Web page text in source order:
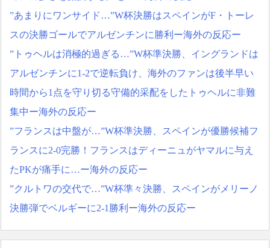
”あまりにワンサイド…”W杯決勝はスペインがF・トーレ
スの決勝ゴールでアルゼンチンに勝利ー海外の反応ー
”トゥヘルは消極的過ぎる…”W杯準決勝、イングランドは
アルゼンチンに1-2で逆転負け、海外のファンは後半早い
時間から1点を守り切る守備的采配をしたトゥヘルに非難
集中ー海外の反応ー
”フランスは中盤が…”W杯準決勝、スペインが優勝候補フ
ランスに2-0完勝！フランスはディーニュがヤマルに与え
たPKが痛手に…ー海外の反応ー
”クルトワの交代で…”W杯準々決勝、スペインがメリーノ
決勝弾でベルギーに2-1勝利ー海外の反応ー